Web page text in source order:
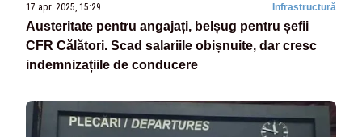
17 apr. 2025, 15:29 Infrastructură
Austeritate pentru angajați, belșug pentru șefii
CFR Călători. Scad salariile obișnuite, dar cresc
indemnizațiile de conducere